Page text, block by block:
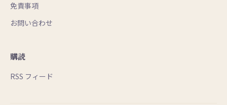
免責事項
お問い合わせ
購読
RSS フィード